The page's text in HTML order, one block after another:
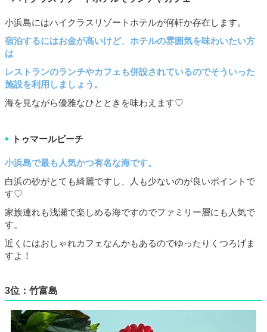
小浜島にはハイクラスリゾートホテルが何軒か存在します。
宿泊するにはお金が高いけど、ホテルの雰囲気を味わいたい方
は
レストランのランチやカフェも併設されているのでそういった
施設を利用しましょう。
海を見ながら優雅なひとときを味わえます♡
■ トゥマールビーチ
小浜島で最も人気かつ有名な海です。
白浜の砂がとても綺麗ですし、人も少ないのが良いポイントで
す♡
家族連れも浅瀬で楽しめる海ですのでファミリー層にも人気で
す。
近くにはおしゃれカフェなんかもあるのでゆったりくつろげま
すよ！
3位：竹富島